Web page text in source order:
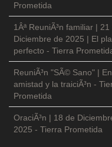
Prometida
1Âª ReuniÃ³n familiar | 21
Diciembre de 2025 | El
perfecto - Tierra
ReuniÃ³n "SÃ© Sano" |
amistad y la traiciÃ³n -
Prometida
OraciÃ³n | 18 de
2025 - Tierra Prometida